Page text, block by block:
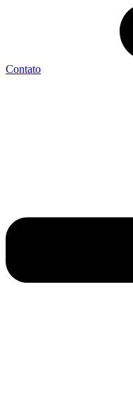
Contato